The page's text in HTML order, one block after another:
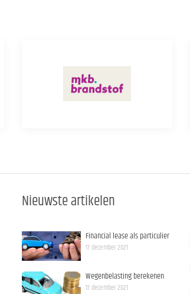
Nieuwste artikelen
Financial lease als particulier
17 december 2021
Wegenbelasting berekenen
17 december 2021